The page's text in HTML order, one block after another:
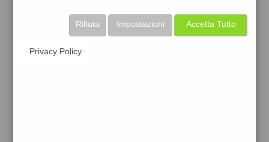
Accetta Tutto
Impostazioni
Rifiuta
Privacy Policy